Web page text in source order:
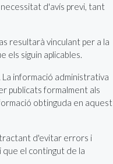
necessitat d'avís previ, tant
resultarà vinculant per a la
siguin aplicables.
informació administrativa
publicats formalment als
obtinguda en aquest
tractant d'evitar errors i
el contingut de la